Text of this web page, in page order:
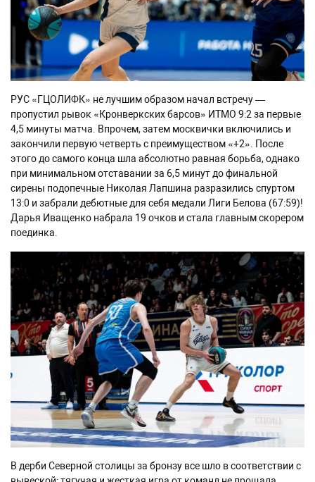
РУС «ГЦОЛИФК» не лучшим образом начал встречу —
пропустил рывок «Кронверкских барсов» ИТМО 9:2 за первые
4,5 минуты матча. Впрочем, затем москвички включились и
закончили первую четверть с преимуществом «+2». После
этого до самого конца шла абсолютно равная борьба, однако
при минимальном отставании за 6,5 минут до финальной
сирены подопечные Николая Лапшина разразились спуртом
13:0 и забрали дебютные для себя медали Лиги Белова (67:59)!
Дарья Иващенко набрала 19 очков и стала главным скорером
поединка.
В дерби Северной столицы за бронзу все шло в соответствии с